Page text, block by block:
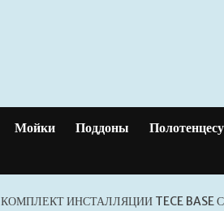
Мойки Поддоны
КОМПЛЕКТ ИНСТАЛЛЯЦИИ TECE BASE